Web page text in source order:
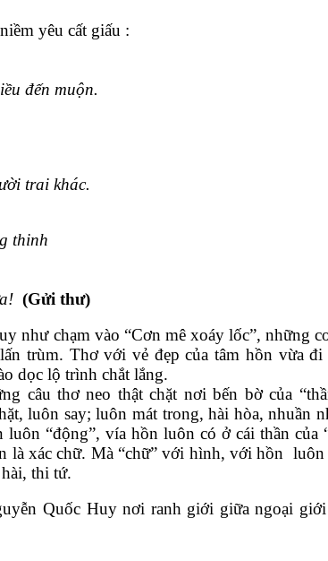
yêu cất giấu :
đến muộn.
trai khác.
thinh
(Gửi thư)
như chạm vào “Cơn mê xoáy lốc”, những
trùm. Thơ với vẻ đẹp của tâm hồn vừa đi
dọc lộ trình chắt lắng.
câu thơ neo thật chặt nơi bến bờ của
luôn say; luôn mát trong, hài hòa, nhuần
“động”, vía hồn luôn có ở cái thần của
là xác chữ. Mà “chữ” với hình, với hồn
hài, thi tứ.
Quốc Huy nơi ranh giới giữa ngoại